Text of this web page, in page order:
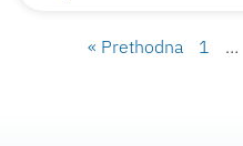
« Prethodna 1 …